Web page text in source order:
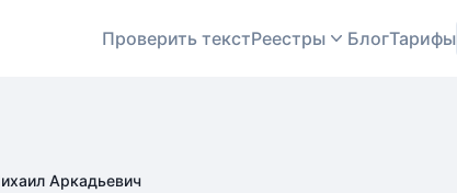
Проверить текстРеестры БлогТарифы
Аркадьевич